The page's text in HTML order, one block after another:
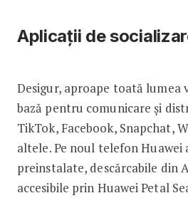
Aplicații de
Desigur, aproape toată lumea
bază pentru comunicare și
TikTok, Facebook, Snapchat,
altele. Pe noul telefon Huawei
preinstalate, descărcabile din
accesibile prin Huawei Petal